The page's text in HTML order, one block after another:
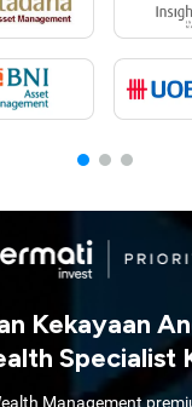
Kekayaan
Specialist
Management